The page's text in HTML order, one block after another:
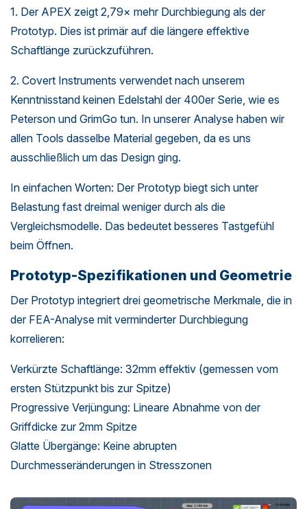
1. Der APEX zeigt 2,79× mehr Durchbiegung als der
Prototyp. Dies ist primär auf die längere effektive
Schaftlänge zurückzuführen.
2. Covert Instruments verwendet nach unserem
Kenntnisstand keinen Edelstahl der 400er Serie, wie es
Peterson und GrimGo tun. In unserer Analyse haben wir
allen Tools dasselbe Material gegeben, da es uns
ausschließlich um das Design ging.
In einfachen Worten: Der Prototyp biegt sich unter
Belastung fast dreimal weniger durch als die
Vergleichsmodelle. Das bedeutet besseres Tastgefühl
beim Öffnen.
Prototyp-Spezifikationen und Geometrie
Der Prototyp integriert drei geometrische Merkmale, die in
der FEA-Analyse mit verminderter Durchbiegung
korrelieren:
Verkürzte Schaftlänge: 32mm effektiv (gemessen vom
ersten Stützpunkt bis zur Spitze)
Progressive Verjüngung: Lineare Abnahme von der
Griffdicke zur 2mm Spitze
Glatte Übergänge: Keine abrupten
Durchmesseränderungen in Stresszonen